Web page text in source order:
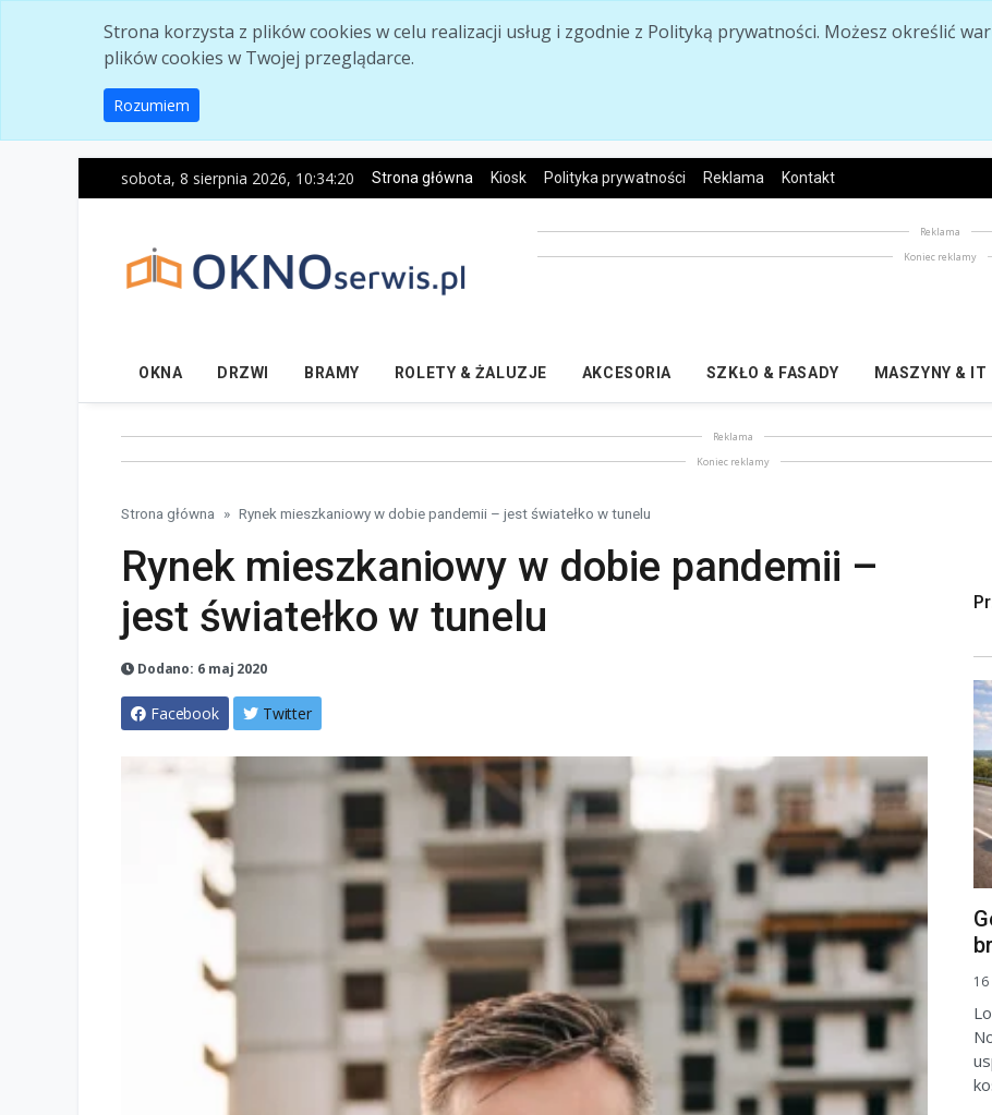
Strona korzysta z plików cookies w celu realizacji usług i zgodnie z Polityką prywatności. Możesz określić
plików cookies w Twojej przeglądarce.
Rozumiem
sobota, 8 sierpnia 2026, 10:34:21 Strona główna Kiosk Polityka prywatności Reklama Kontakt
Reklama
Koniec reklamy
OKNA DRZWI BRAMY ROLETY & ŻALUZJE AKCESORIA SZKŁO & FASADY MASZYNY & IT
Reklama
Koniec reklamy
Strona główna Rynek mieszkaniowy w dobie pandemii – jest światełko w tunelu
Rynek mieszkaniowy w dobie pandemii –
jest światełko w tunelu
Dodano: 6 maj 2020
Facebook Twitter